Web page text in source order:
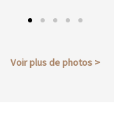
Voir plus de photos >